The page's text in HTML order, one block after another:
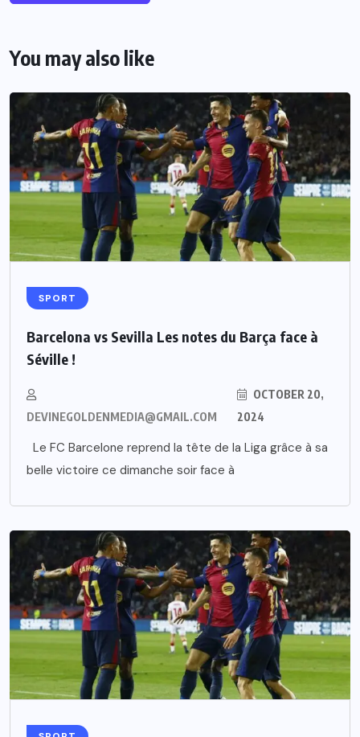
You may also like
SPORT
Barcelona vs Sevilla Les notes du Barça face à
Séville !
DEVINEGOLDENMEDIA@GMAIL.COM
OCTOBER 20,
2024
Le FC Barcelone reprend la tête de la Liga grâce à sa
belle victoire ce dimanche soir face à